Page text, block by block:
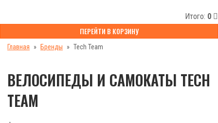
Итого: 0
ПЕРЕЙТИ В КОРЗИНУ
Главная Бренды Tech Team
ВЕЛОСИПЕДЫ И САМОКАТЫ TECH
TEAM